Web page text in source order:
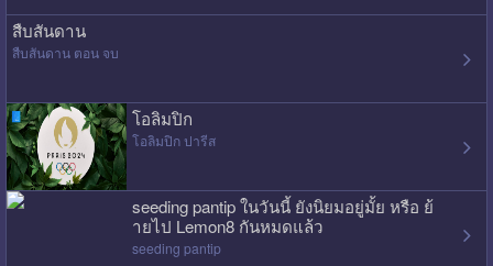
สืบสันดาน
สืบสันดาน ตอน จบ
โอลิมปิก
โอลิมปิก ปารีส
seeding pantip ในวันนี้ ยังนิยมอยู่มั้ย หรือ ย้
ายไป Lemon8 กันหมดแล้ว
seeding pantip